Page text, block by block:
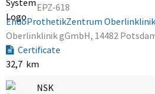
EPZ-618
EndoProthetikZentrum
Oberlinklinik gGmbH, 14482
Certificate
32,7 km
NSK